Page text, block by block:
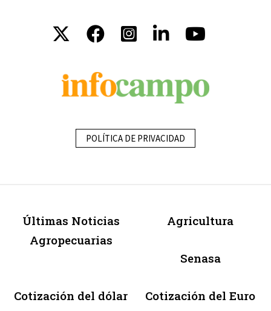
POLÍTICA DE PRIVACIDAD
Últimas Noticias
Agropecuarias
Agricultura
Senasa
Cotización del dólar Cotización del Euro